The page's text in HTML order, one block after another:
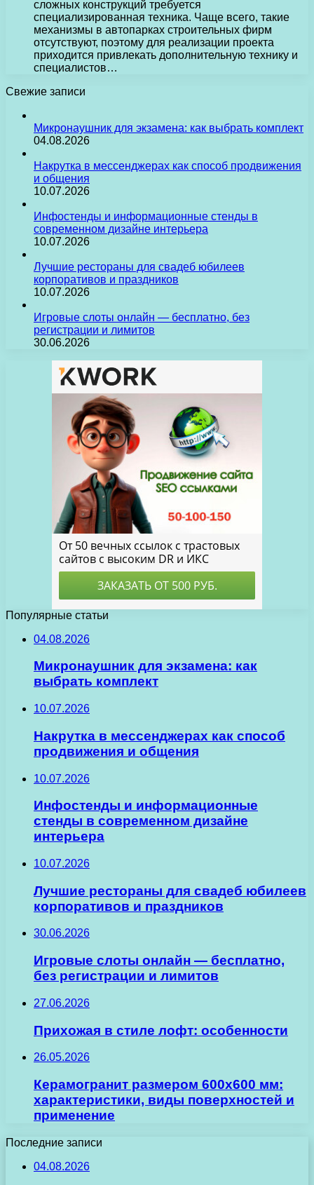
сложных конструкций требуется
специализированная техника. Чаще всего, такие
механизмы в автопарках строительных фирм
отсутствуют, поэтому для реализации проекта
приходится привлекать дополнительную технику и
специалистов…
Свежие записи
Микронаушник для экзамена: как выбрать комплект
04.08.2026
Накрутка в мессенджерах как способ продвижения
и общения
10.07.2026
Инфостенды и информационные стенды в
современном дизайне интерьера
10.07.2026
Лучшие рестораны для свадеб юбилеев
корпоративов и праздников
10.07.2026
Игровые слоты онлайн — бесплатно, без
регистрации и лимитов
30.06.2026
Популярные статьи
04.08.2026
Микронаушник для экзамена: как
выбрать комплект
10.07.2026
Накрутка в мессенджерах как способ
продвижения и общения
10.07.2026
Инфостенды и информационные
стенды в современном дизайне
интерьера
10.07.2026
Лучшие рестораны для свадеб юбилеев
корпоративов и праздников
30.06.2026
Игровые слоты онлайн — бесплатно,
без регистрации и лимитов
27.06.2026
Прихожая в стиле лофт: особенности
26.05.2026
Керамогранит размером 600х600 мм:
характеристики, виды поверхностей и
применение
Последние записи
04.08.2026